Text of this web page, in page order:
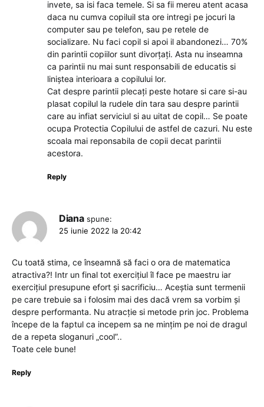
invete, sa isi faca temele. Si sa fii mereu atent acasa
daca nu cumva copiluil sta ore intregi pe jocuri la
computer sau pe telefon, sau pe retele de
socializare. Nu faci copil si apoi il abandonezi… 70%
din parintii copiilor sunt divorțați. Asta nu inseamna
ca parintii nu mai sunt responsabili de educatis si
liniștea interioara a copilului lor.
Cat despre parintii plecați peste hotare si care si-au
plasat copilul la rudele din tara sau despre parintii
care au infiat serviciul si au uitat de copil… Se poate
ocupa Protectia Copilului de astfel de cazuri. Nu este
scoala mai reponsabila de copii decat parintii
acestora.
Reply
Diana spune:
25 iunie 2022 la 20:42
Cu toată stima, ce înseamnă să faci o ora de matematica
atractiva?! Intr un final tot exercițiul îl face pe maestru iar
exercițiul presupune efort și sacrificiu… Aceștia sunt termenii
pe care trebuie sa i folosim mai des dacă vrem sa vorbim și
despre performanta. Nu atracție si metode prin joc. Problema
începe de la faptul ca incepem sa ne mințim pe noi de dragul
de a repeta sloganuri „cool”..
Toate cele bune!
Reply